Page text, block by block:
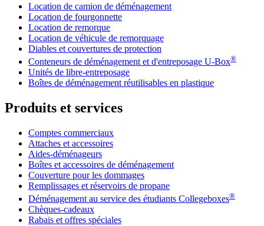
Location de camion de déménagement
Location de fourgonnette
Location de remorque
Location de véhicule de remorquage
Diables et couvertures de protection
Conteneurs de déménagement et d'entreposage U-Box®
Unités de libre-entreposage
Boîtes de déménagement réutilisables en plastique
Produits et services
Comptes commerciaux
Attaches et accessoires
Aides-déménageurs
Boîtes et accessoires de déménagement
Couverture pour les dommages
Remplissages et réservoirs de propane
Déménagement au service des étudiants Collegeboxes®
Chèques-cadeaux
Rabais et offres spéciales